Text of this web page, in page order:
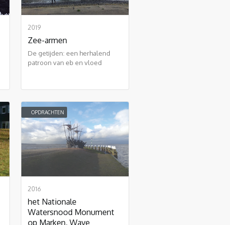
2019
Zee-armen
De getijden: een herhalend
patroon van eb en vloed
OPDRACHTEN
2016
het Nationale
Watersnood Monument
op Marken, Wave